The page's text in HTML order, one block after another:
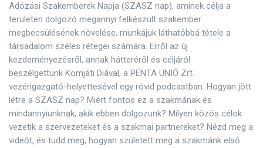
Adózási Szakemberek Napja (SZASZ nap), aminek célja a
területen dolgozó megannyi felkészült szakember
megbecsülésének növelése, munkájuk láthatóbbá tétele a
társadalom széles rétegei számára. Erről az új
kezdeményezésről, annak hátteréről és céljáról
beszélgettünk Komjáti Diával, a PENTA UNIÓ Zrt.
vezérigazgató-helyettesével egy rövid podcastban. Hogyan jött
létre a SZASZ nap? Miért fontos ez a szakmának és
mindannyiunknak, akik ebben dolgozunk? Milyen közös célok
vezetik a szervezeteket és a szakmai partnereket? Nézd meg a
videót, és tudd meg, hogyan született meg a szakmánk első